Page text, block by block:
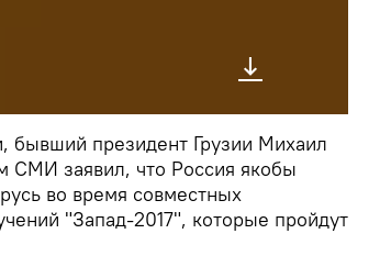
бывший президент Грузии Михаил
СМИ заявил, что Россия якобы
во время совместных
"Запад-2017", которые пройдут